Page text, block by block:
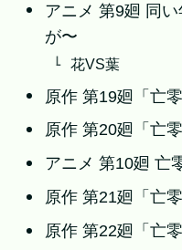
アニメ 第9廻 同
が〜
花VS葉
原作 第19廻「亡
原作 第20廻「亡
アニメ 第10廻 亡
原作 第21廻「亡
原作 第22廻「亡